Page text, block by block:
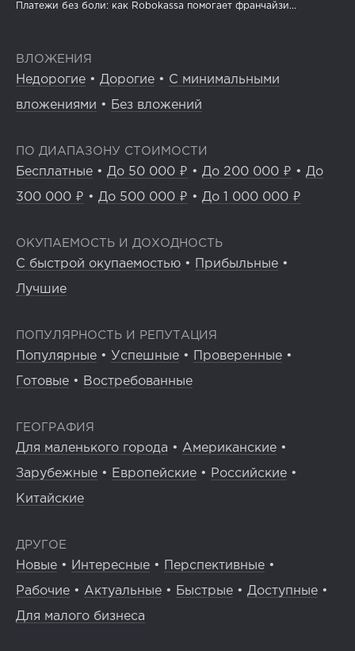
Платежи без боли: как Robokassa помогает франчайзи...
ВЛОЖЕНИЯ
Недорогие • Дорогие • С минимальными
вложениями • Без вложений
ПО ДИАПАЗОНУ СТОИМОСТИ
Бесплатные • До 50 000 ₽ • До 200 000 ₽ • До
300 000 ₽ • До 500 000 ₽ • До 1 000 000 ₽
ОКУПАЕМОСТЬ И ДОХОДНОСТЬ
С быстрой окупаемостью • Прибыльные •
Лучшие
ПОПУЛЯРНОСТЬ И РЕПУТАЦИЯ
Популярные • Успешные • Проверенные •
Готовые • Востребованные
ГЕОГРАФИЯ
Для маленького города • Американские •
Зарубежные • Европейские • Российские •
Китайские
ДРУГОЕ
Новые • Интересные • Перспективные •
Рабочие • Актуальные • Быстрые • Доступные •
Для малого бизнеса